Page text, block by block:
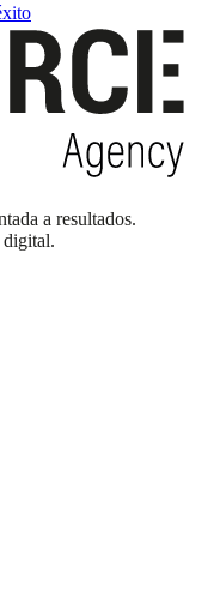
a resultados.
digital.